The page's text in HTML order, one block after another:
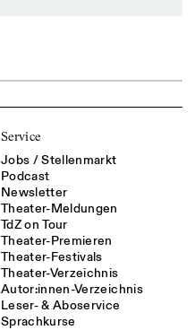
Service
Jobs / Stellenmarkt
Podcast
Newsletter
Theater-Meldungen
TdZ on Tour
Theater-Premieren
Theater-Festivals
Theater-Verzeichnis
Autor:innen-Verzeichnis
Leser- & Aboservice
Sprachkurse